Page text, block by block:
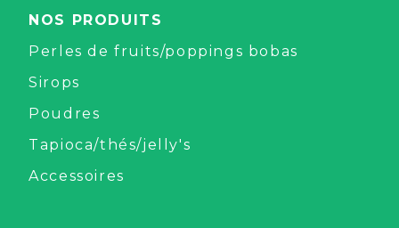
NOS PRODUITS
Perles de fruits/poppings bobas
Sirops
Poudres
Tapioca/thés/jelly's
Accessoires